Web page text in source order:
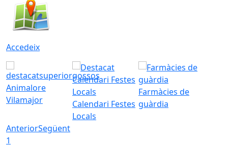
Accedeix
Animalore
Vilamajor
Calendari Festes
Locals
Farmàcies de
guàrdia
AnteriorSegüent
1